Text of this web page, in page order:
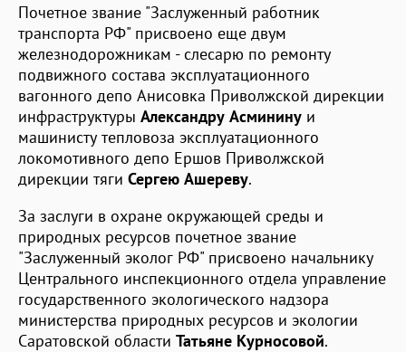
Почетное звание "Заслуженный работник
транспорта РФ" присвоено еще двум
железнодорожникам - слесарю по ремонту
подвижного состава эксплуатационного
вагонного депо Анисовка Приволжской дирекции
инфраструктуры Александру Асминину и
машинисту тепловоза эксплуатационного
локомотивного депо Ершов Приволжской
дирекции тяги Сергею Ашереву.
За заслуги в охране окружающей среды и
природных ресурсов почетное звание
"Заслуженный эколог РФ" присвоено начальнику
Центрального инспекционного отдела управление
государственного экологического надзора
министерства природных ресурсов и экологии
Саратовской области Татьяне Курносовой.